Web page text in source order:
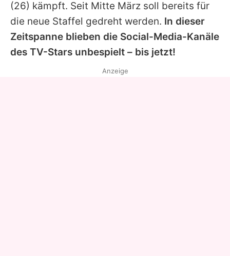
(26) kämpft. Seit Mitte März soll bereits für
die neue Staffel gedreht werden. In dieser
Zeitspanne blieben die Social-Media-Kanäle
des TV-Stars unbespielt – bis jetzt!
Anzeige